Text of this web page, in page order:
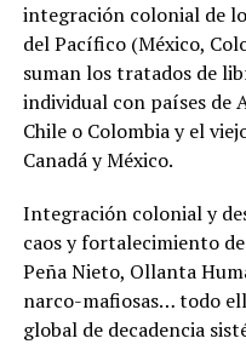
integración colonial de
del Pacífico (México,
suman los tratados de
individual con países de
Chile o Colombia y el
Canadá y México.
Integración colonial y
caos y fortalecimiento
Peña Nieto, Ollanta
narco-mafiosas… todo
global de decadencia